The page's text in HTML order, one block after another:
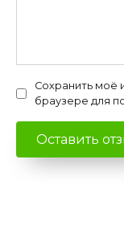
Сохранить моё
браузере для